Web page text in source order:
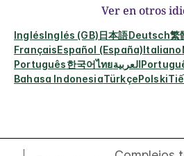
Ver en otros
InglésInglés (GB)日本語Deutsch繁
FrançaisEspañol (España)Italiano
Português한국어ไทยالعربية
Bahasa IndonesiaTürkçePolski